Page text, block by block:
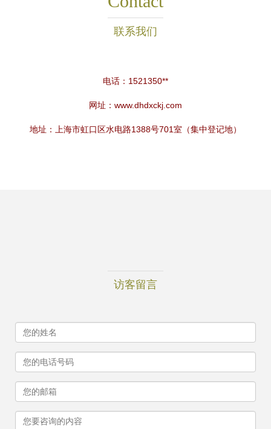
联系我们
电话：1521350**
网址： www.dhdxckj.com
地址：上海市虹口区水电路1388号701室（集中登记地）
访客留言